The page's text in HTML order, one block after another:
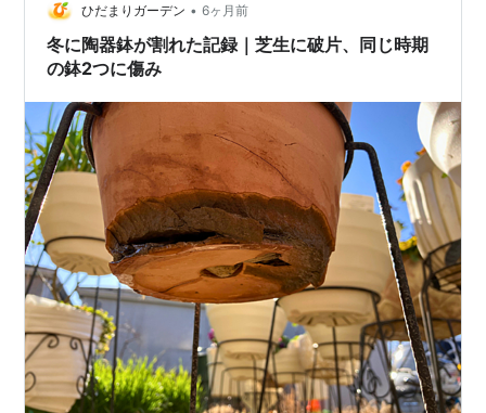
ひだまりガーデン • 6ヶ月前
冬に陶器鉢が割れた記録｜芝生に破片、同じ時期
の鉢2つに傷み